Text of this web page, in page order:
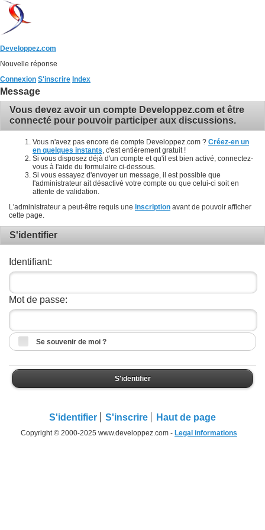
Developpez.com
Nouvelle réponse
Connexion S'inscrire Index
Message
Vous devez avoir un compte Developpez.com et être
connecté pour pouvoir participer aux discussions.
Vous n'avez pas encore de compte Developpez.com ? Créez-en un
en quelques instants , c'est entièrement gratuit !
Si vous disposez déjà d'un compte et qu'il est bien activé, connectez-
vous à l'aide du formulaire ci-dessous.
Si vous essayez d'envoyer un message, il est possible que
l'administrateur ait désactivé votre compte ou que celui-ci soit en
attente de validation.
L'administrateur a peut-être requis une inscription avant de pouvoir afficher
cette page.
S'identifier
Identifiant:
Mot de passe:
Se souvenir de moi ?
S'identifier
S'identifier S'inscrire Haut de page
Copyright © 2000-2025 www.developpez.com - Legal informations